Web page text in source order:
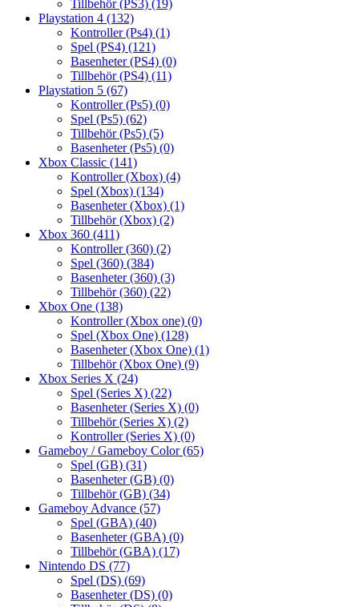
Tillbehör (PS3) (19)
Playstation 4 (132)
Kontroller (Ps4) (1)
Spel (PS4) (121)
Basenheter (PS4) (0)
Tillbehör (PS4) (11)
Playstation 5 (67)
Kontroller (Ps5) (0)
Spel (Ps5) (62)
Tillbehör (Ps5) (5)
Basenheter (Ps5) (0)
Xbox Classic (141)
Kontroller (Xbox) (4)
Spel (Xbox) (134)
Basenheter (Xbox) (1)
Tillbehör (Xbox) (2)
Xbox 360 (411)
Kontroller (360) (2)
Spel (360) (384)
Basenheter (360) (3)
Tillbehör (360) (22)
Xbox One (138)
Kontroller (Xbox one) (0)
Spel (Xbox One) (128)
Basenheter (Xbox One) (1)
Tillbehör (Xbox One) (9)
Xbox Series X (24)
Spel (Series X) (22)
Basenheter (Series X) (0)
Tillbehör (Series X) (2)
Kontroller (Series X) (0)
Gameboy / Gameboy Color(65)
Spel (GB) (31)
Basenheter (GB) (0)
Tillbehör (GB) (34)
Gameboy Advance (57)
Spel (GBA) (40)
Basenheter (GBA) (0)
Tillbehör (GBA) (17)
Nintendo DS (77)
Spel (DS) (69)
Basenheter (DS) (0)